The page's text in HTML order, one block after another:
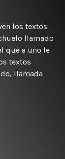
los textos
llamado
que a uno le
textos
llamada